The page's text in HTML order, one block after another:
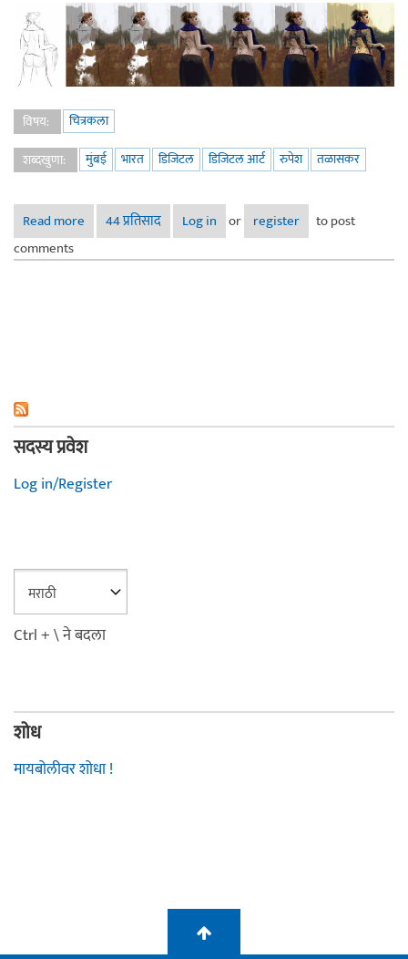
विषय:
चित्रकला
शब्दखुणा:
मुंबई भारत डिजिटल डिजिटल आर्ट रुपेश तळासकर
Read more about डिजिटल रेखाचित्रं
44 प्रतिसाद Log in or register
to post
comments
सदस्य प्रवेश
Log in/Register
Ctrl + \ ने बदला
शोध
मायबोलीवर शोधा !